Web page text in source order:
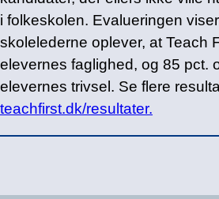
i folkeskolen. Evalueringen
skolelederne oplever, at Teach
elevernes faglighed, og 85 pct.
elevernes trivsel. Se flere
teachfirst.dk/resultater.